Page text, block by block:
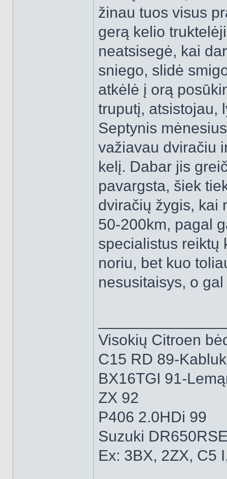
žinau tuos visus
gerą kelio
neatsisegė, kai
sniego, slidė
atkėlė į orą
truputį, atsistojau,
Septynis
važiavau dviračiu
kelį. Dabar jis
pavargsta, šiek
dviračių žygis, kai
50-200km, pagal
specialistus reiktų
noriu, bet kuo
nesusitaisys, o
Visokių Citroen
C15 RD 89-
BX16TGI 91-
ZX 92
P406 2.0HDi 99
Suzuki
Ex: 3BX, 2ZX, C5